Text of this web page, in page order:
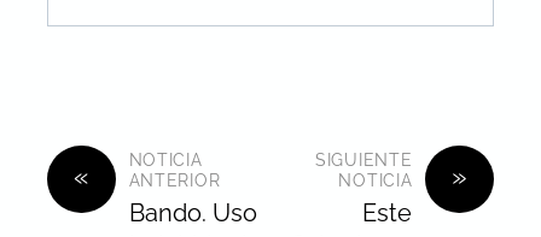
«
NOTICIA
ANTERIOR
Bando. Uso
»
SIGUIENTE
NOTICIA
Este